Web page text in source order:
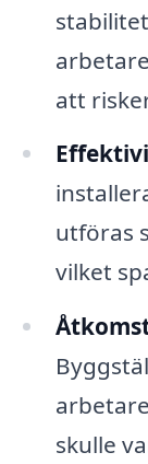
att
utföras
vilket
skulle